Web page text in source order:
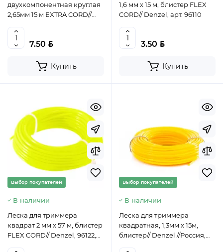
двухкомпонентная круглая
2,65мм 15 м EXTRA CORD//
7.50 BYN
Купить
1,6 мм х 15 м, блистер FLEX
CORD// Denzel, арт. 96110
3.50 BYN
Купить
Выбор покупателей
В наличии
Леска для триммера
квадрат 2 мм х 57 м, блистер
FLEX CORD// Denzel, 96122,
Выбор покупателей
В наличии
Леска для триммера
квадратная, 1,3мм х 15м,
блистер// Denzel //Россия,